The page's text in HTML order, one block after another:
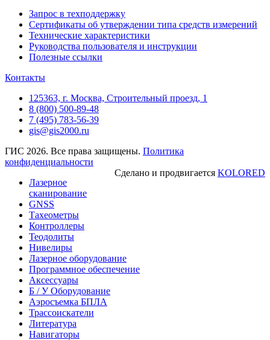
Запрос в техподдержку
Сертификаты об утверждении типа средств измерений
Технические характеристики
Руководства пользователя и инструкции
Полезные ссылки
Контакты
125363, г. Москва, Строительный проезд, 1
8 (800) 500-89-48
7 (495) 783-56-39
gis@gis2000.ru
ГИС 2026. Все права защищены. Политика
конфиденциальности
Сделано и продвигается KOLORED
Лазерное
сканирование
GNSS
Тахеометры
Контроллеры
Теодолиты
Нивелиры
Лазерное оборудование
Программное обеспечение
Аксессуары
Б / У Оборудование
Аэросъемка БПЛА
Трассоискатели
Литература
Навигаторы